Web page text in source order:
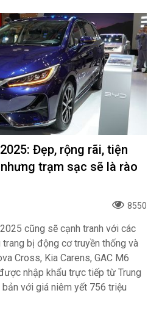
Đẹp, rộng rãi, tiện
trạm sạc sẽ là rào
8550
cũng sẽ cạnh tranh với các
bị động cơ truyền thống và
Cross, Kia Carens, GAC M6
nhập khẩu trực tiếp từ Trung
với giá niêm yết 756 triệu